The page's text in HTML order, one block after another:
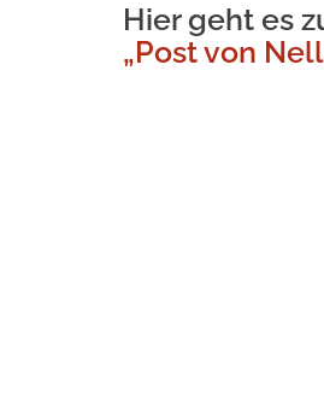
Hier geht es
„Post von